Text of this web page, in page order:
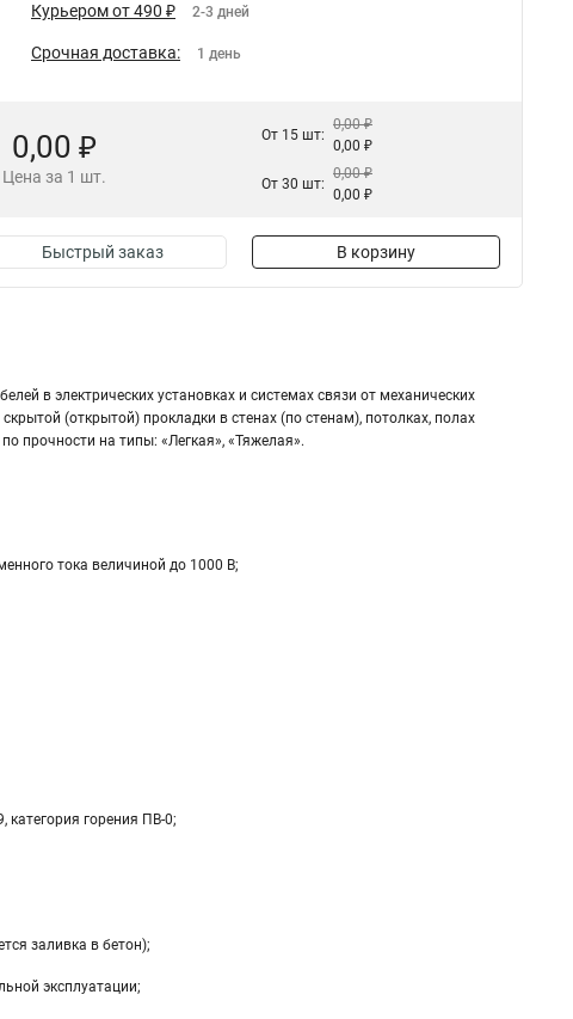
Курьером от 490 ₽ 2-3 дней
Срочная доставка: 1 день
0,00 ₽
Цена за 1 шт.
От 15 шт:
0,00 ₽
0,00 ₽
От 30 шт:
0,00 ₽
0,00 ₽
Быстрый заказ В корзину
в электрических установках и системах связи от механических
(открытой) прокладки в стенах (по стенам), потолках, полах
прочности на типы: «Легкая», «Тяжелая».
тока величиной до 1000 В;
горения ПВ-0;
заливка в бетон);
эксплуатации;